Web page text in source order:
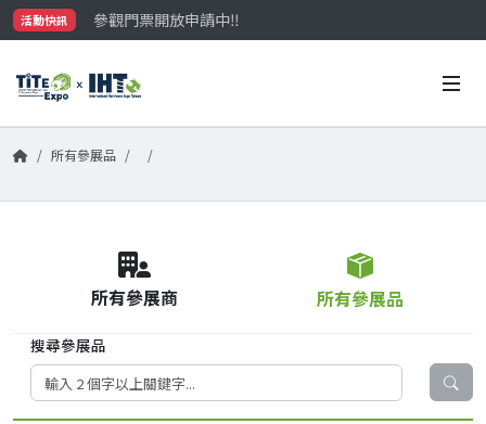
活動快訊
參觀門票開放申請中‼️
最大規模台灣五金展TiTE x IHT，2026/10/20-22與您在
所有參展品
所有參展商 所有參展品
搜尋參展品